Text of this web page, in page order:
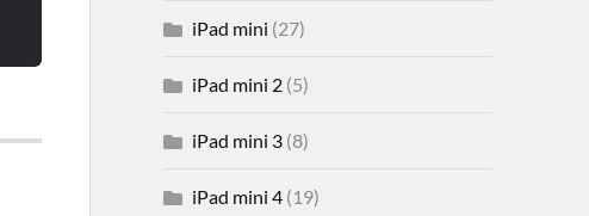
iPad mini (27)
iPad mini 2(5)
iPad mini 3(8)
iPad mini 4(19)